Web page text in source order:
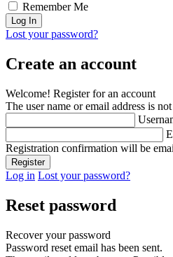
Remember Me
Lost your password?
Create an account
Welcome! Register for an account
The user name or email address is
Registration confirmation will be
Log in Lost your password?
Reset password
Recover your password
Password reset email has been sent.